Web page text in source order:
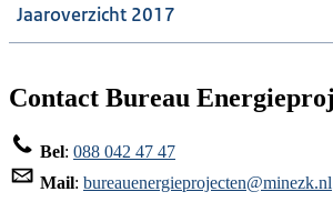
Jaaroverzicht 2017
Contact Bureau
Bel: 088 042 47 47
Mail: bureauenergieprojecten@minezk.nl